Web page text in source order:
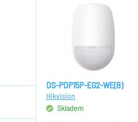
DS-PDP15P-EG2-WE(B)
Hikvision
Skladem